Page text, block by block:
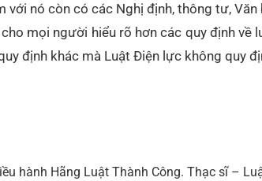
với nó còn có các Nghị định, thông tư,
mọi người hiểu rõ hơn các quy định về
định khác mà Luật Điện lực không quy
hành Hãng Luật Thành Công. Thạc sĩ –